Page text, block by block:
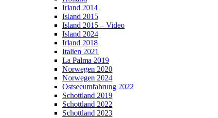
Irland 2014
Island 2015
Island 2015 – Video
Island 2024
Irland 2018
Italien 2021
La Palma 2019
Norwegen 2020
Norwegen 2024
Ostseeumfahrung 2022
Schottland 2019
Schottland 2022
Schottland 2023